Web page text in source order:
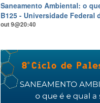
Saneamento Ambiental: o
B125 - Universidade Federal
out 9@20:40